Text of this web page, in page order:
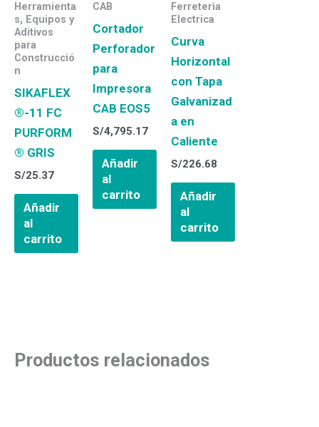
Herramienta
s, Equipos y
Aditivos
para
Construcció
n
SIKAFLEX
®-11 FC
PURFORM
® GRIS
S/25.37
Añadir
al
carrito
CAB
Cortador
Perforador
para
Impresora
CAB EOS5
S/4,795.17
Añadir
al
carrito
Ferreteria
Electrica
Curva
Horizontal
con Tapa
Galvanizad
a en
Caliente
S/226.68
Añadir
al
carrito
Productos relacionados